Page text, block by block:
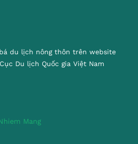
du lịch nông thôn trên website
Du lịch Quốc gia Việt Nam